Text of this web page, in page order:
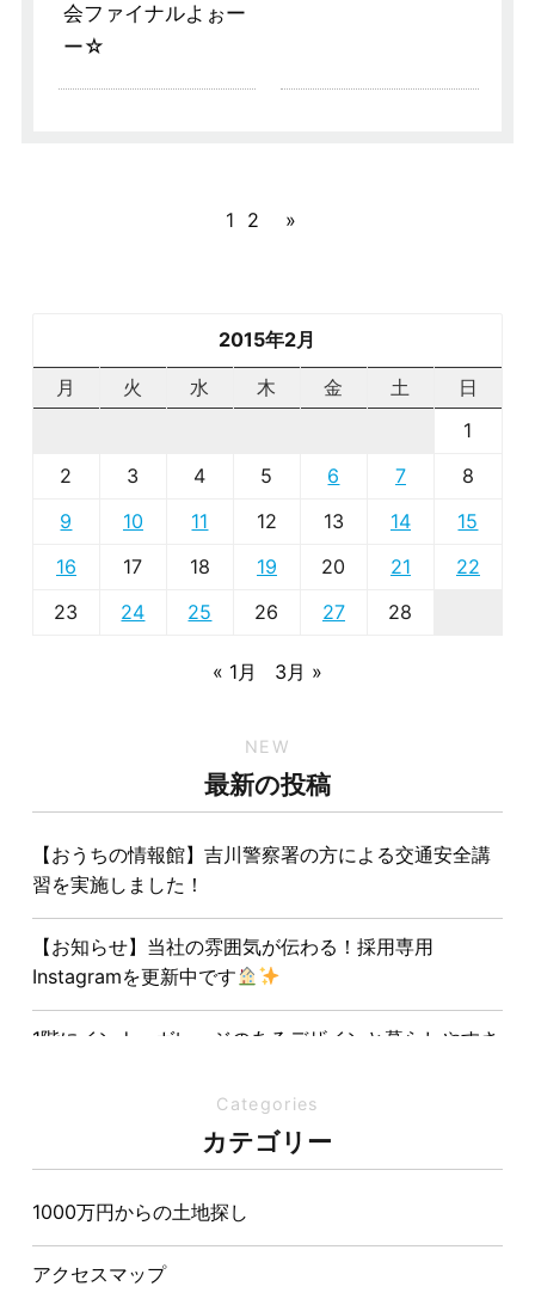
会ファイナルよぉー
ー☆
1 2 »
2015年2月
月
火 水 木 金 土
日
1
2
3 4 5 6 7
8
9
10 11 12 13 14
15
16
17 18 19 20 21
22
23
24 25 26 27 28
« 1月 3月 »
NEW
最新の投稿
【おうちの情報館】吉川警察署の方による交通安全講
習を実施しました！
【お知らせ】当社の雰囲気が伝わる！採用専用
Instagramを更新中です
1階にインナーガレージのあるデザインと暮らしやすさ
夏の熱中症対策は家づくりから。屋根・壁・基礎の構
造が快適さをつくる理由
【埼玉県経営品質知事賞】大野知事へ受賞のご報告と
表敬訪問を行いました
Categories
カテゴリー
1000万円からの土地探し
アクセスマップ